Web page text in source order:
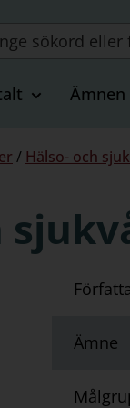
Ämnen
/ Hälso- och
Ämne